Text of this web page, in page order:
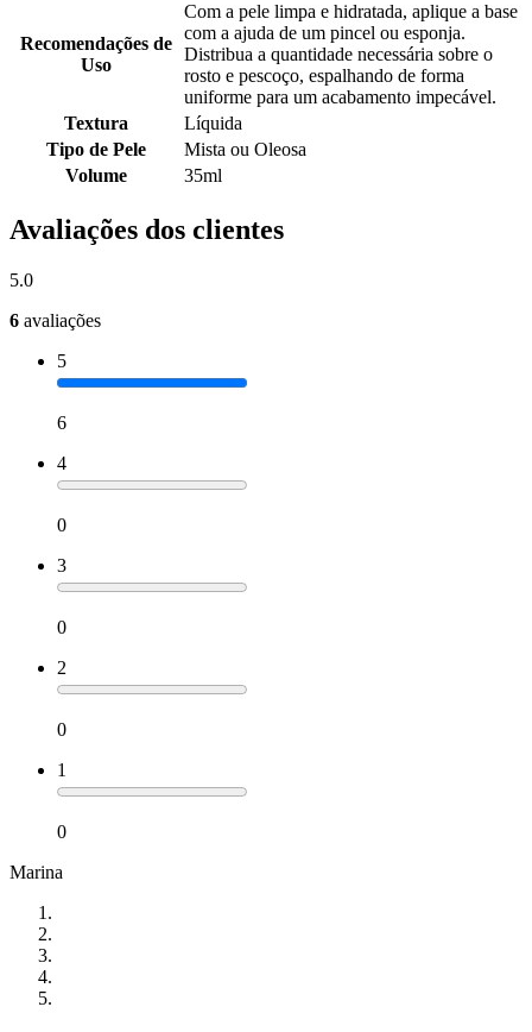
Recomendações de
Uso
Com a pele limpa e hidratada, aplique a base
com a ajuda de um pincel ou esponja.
Distribua a quantidade necessária sobre o
rosto e pescoço, espalhando de forma
uniforme para um acabamento impecável.
Textura
Líquida
Tipo de Pele
Mista ou Oleosa
Volume
35ml
Avaliações dos clientes
5.0
6 avaliações
5
6
4
0
3
0
2
0
1
0
Marina